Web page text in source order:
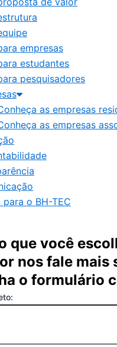
empresas
estudantes
pesquisadores
as empresas
as empresas
para o BH-TEC
que você
nos fale mais
o formulário